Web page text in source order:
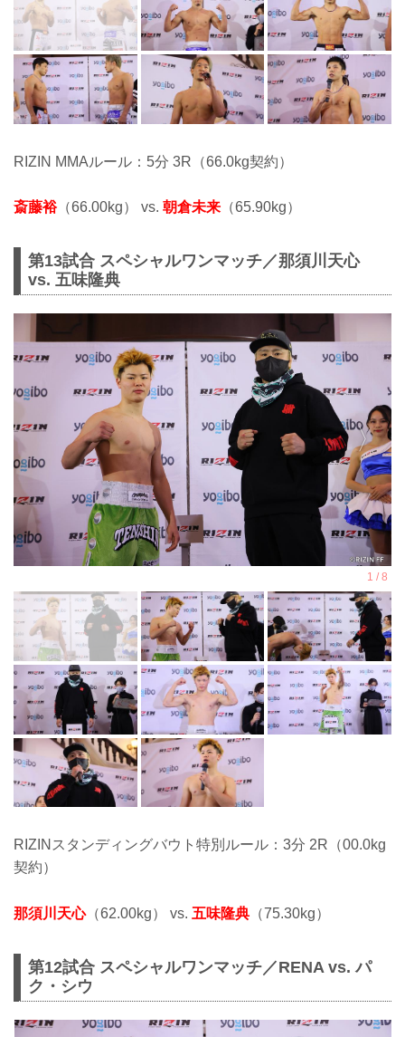
RIZIN MMAルール：5分 3R（66.0kg契約）
斎藤裕（66.00kg） vs. 朝倉未来 （65.90kg）
第13試合 スペシャルワンマッチ／那須川天心
vs. 五味隆典
RIZINスタンディングバウト特別ルール：3分 2R（00.0kg
契約）
那須川天心（62.00kg） vs. 五味隆典 （75.30kg）
第12試合 スペシャルワンマッチ／RENA vs. パ
ク・シウ